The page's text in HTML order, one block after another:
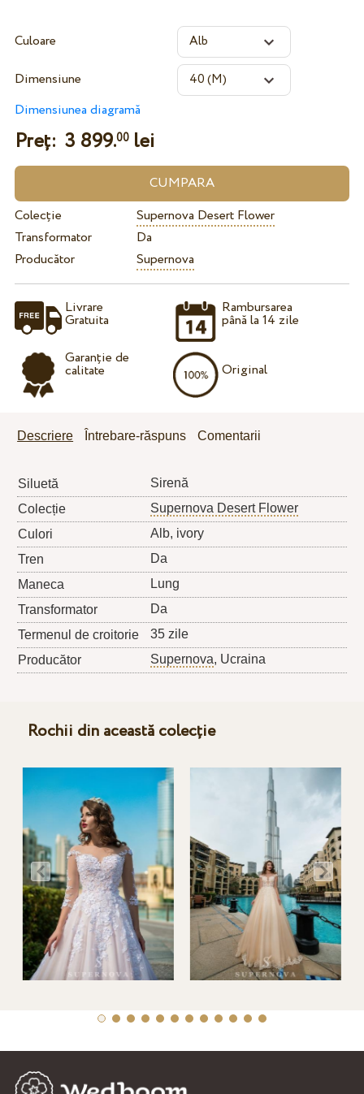
Culoare
Dimensiune
Dimensiunea diagramă
Preț: 3 899.00lei
Colecție
Supernova Desert Flower
Transformator
Da
Producător
Supernova
Livrare
Gratuita
Garanție de
calitate
Rambursarea
până la 14 zile
Original
Descriere Întrebare-răspuns Comentarii
Siluetă
Sirenă
Colecție
Supernova Desert Flower
Culori
Alb, ivory
Tren
Da
Maneca
Lung
Transformator
Da
Termenul de croitorie
35 zile
Producător
Supernova, Ucraina
Rochii din această colecție